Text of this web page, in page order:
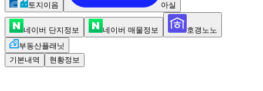
토지이음 아실
네이버 단지정보 네이버 매물정보
호갱노노
부동산플래닛
기본내역
현황정보